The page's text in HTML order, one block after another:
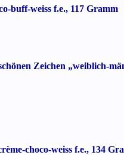
buff-weiss f.e., 117 Gramm
Zeichen „weiblich-
choco-weiss f.e., 134